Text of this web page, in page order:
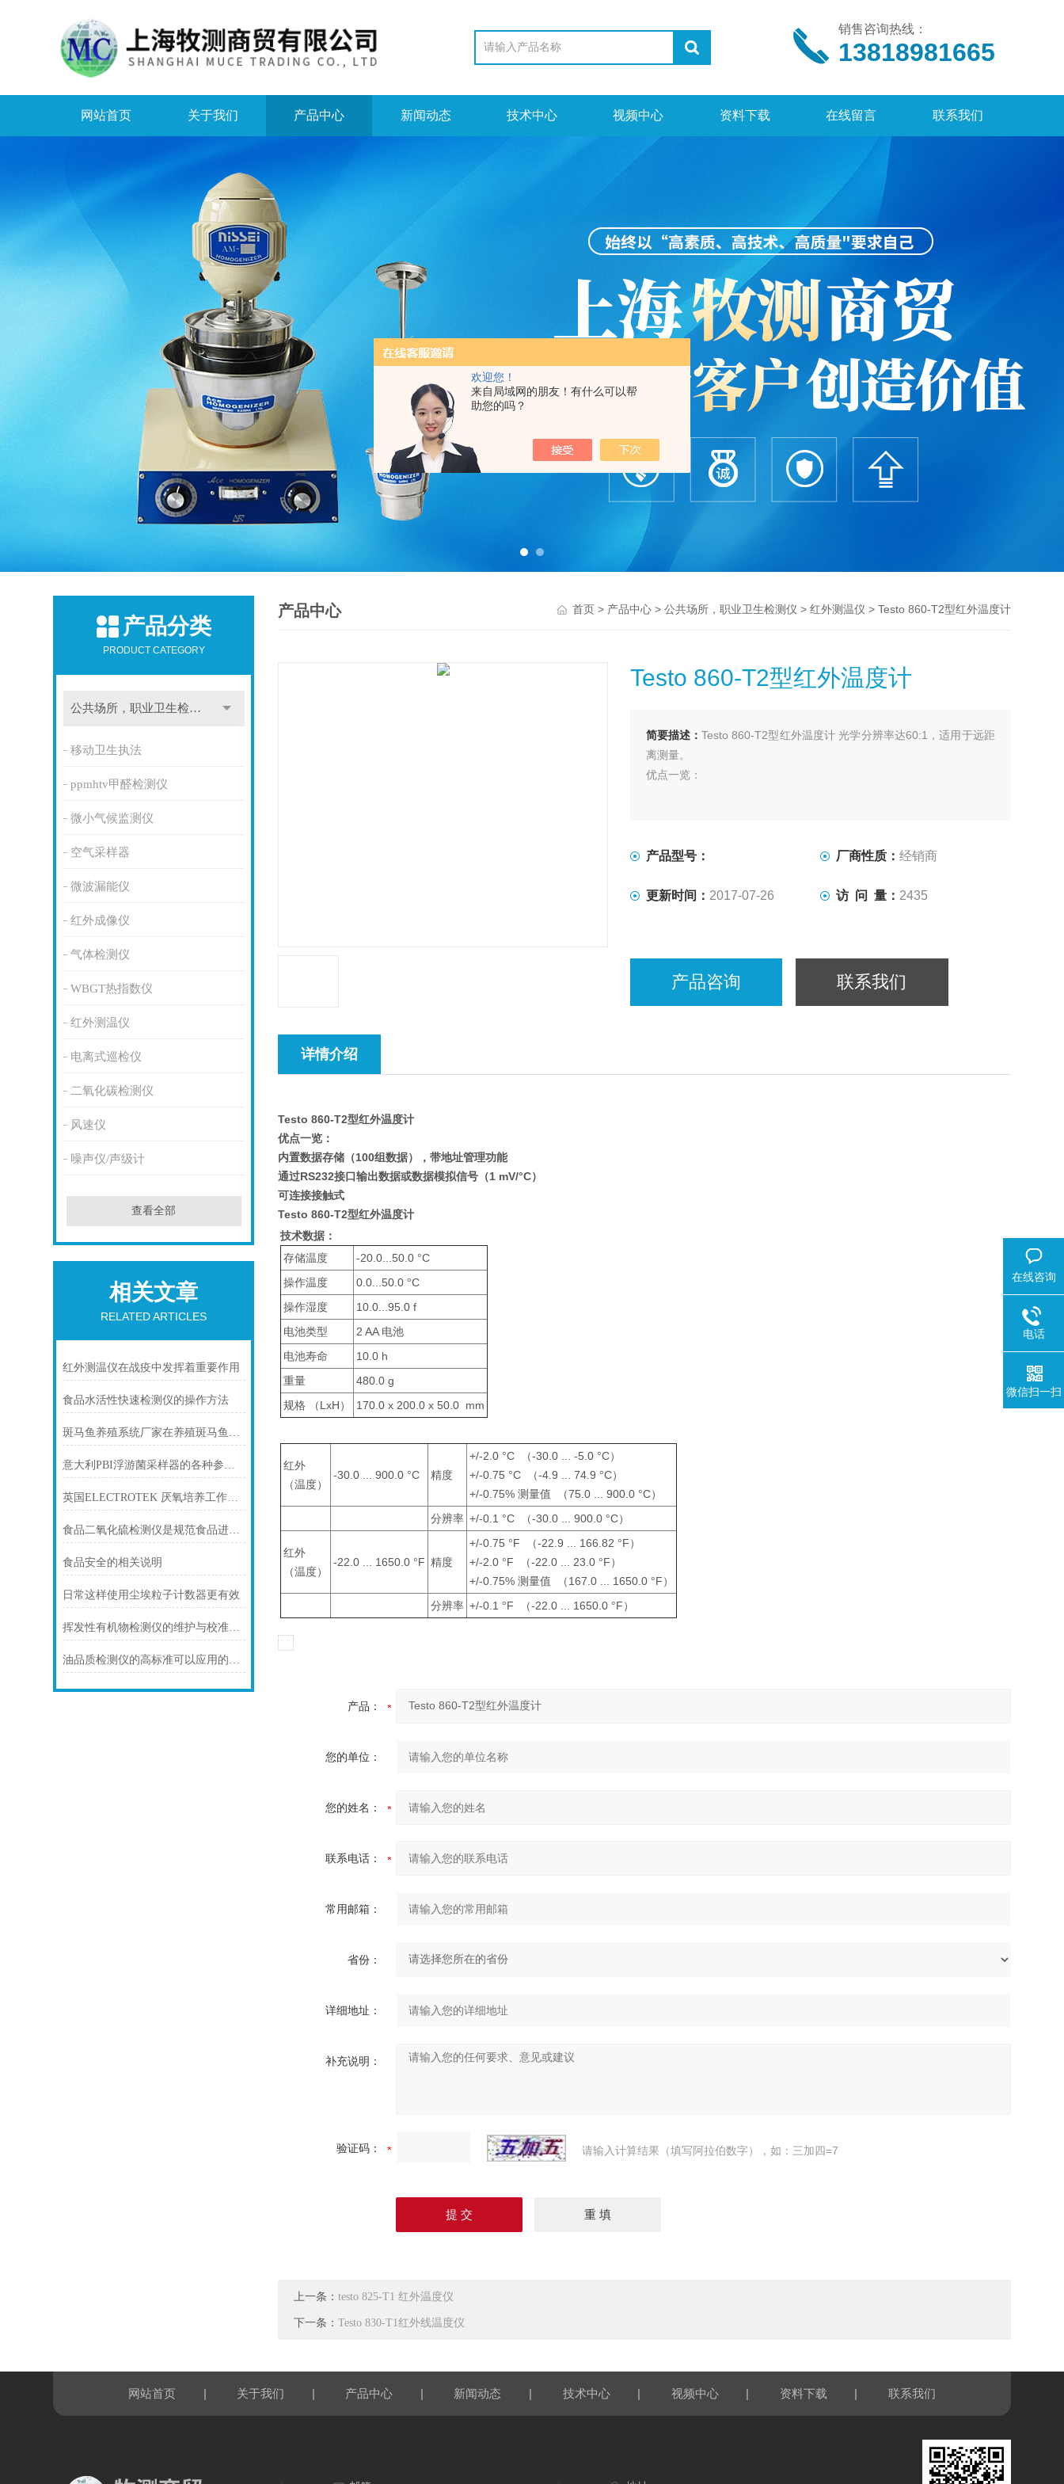
欢迎您！
来自局域网的朋友！有什么可以帮
助您的吗？
销售咨询热线：
13818981665
网站首页 关于我们 产品中心 新闻动态 技术中心 视频中心 资料下载 在线留言 联系我们
产品分类
PRODUCT CATEGORY
公共场所，职业卫生检测仪
移动卫生执法
ppmhtv甲醛检测仪
微小气候监测仪
空气采样器
微波漏能仪
红外成像仪
气体检测仪
WBGT热指数仪
红外测温仪
电离式巡检仪
二氧化碳检测仪
风速仪
噪声仪/声级计
查看全部
相关文章
RELATED ARTICLES
红外测温仪在战疫中发挥着重要作用
食品水活性快速检测仪的操作方法
斑马鱼养殖系统厂家在养殖斑马鱼方面给出的建议
意大利PBI浮游菌采样器的各种参数设定要求
英国ELECTROTEK 厌氧培养工作站技术参数
食品二氧化硫检测仪是规范食品进入市场的“利器”
食品安全的相关说明
日常这样使用尘埃粒子计数器更有效
挥发性有机物检测仪的维护与校准：确保数据准确
油品质检测仪的高标准可以应用的领域广泛
产品中心 首页> 产品中心> 公共场所，职业卫生检测仪 > 红外测温仪 > Testo 860-T2型红外温度计
Testo 860-T2型红外温度计
简要描述：Testo 860-T2型红外温度计 光学分辨率达60:1，适用于远距
离测量。
优点一览：
可连接接触式
产品型号： 厂商性质：经销商
更新时间： 2017-07-26 访 问 量： 2435
产品咨询 联系我们
详情介绍
Testo 860-T2型红外温度计
优点一览：
内置数据存储（100组数据），带地址管理功能
通过RS232接口输出数据或数据模拟信号（1 mV/°C）
可连接接触式
Testo 860-T2型红外温度计
技术数据：
存储温度
-20.0...50.0 °C
操作温度
0.0...50.0 °C
操作湿度
10.0...95.0 f
电池类型
2 AA 电池
电池寿命
10.0 h
重量
480.0 g
规格 （LxH）
170.0 x 200.0 x 50.0 mm
红外
（温度）
-30.0 ... 900.0 °C 精度
+/-2.0 °C （-30.0 ... -5.0 °C）
+/-0.75 °C （-4.9 ... 74.9 °C）
+/-0.75% 测量值 （75.0 ... 900.0 °C）
分辨率 +/-0.1 °C （-30.0 ... 900.0 °C）
红外
（温度）
-22.0 ... 1650.0 °F 精度
+/-0.75 °F （-22.9 ... 166.82 °F）
+/-2.0 °F （-22.0 ... 23.0 °F）
+/-0.75% 测量值 （167.0 ... 1650.0 °F）
分辨率 +/-0.1 °F （-22.0 ... 1650.0 °F）
产品：
您的单位：
您的姓名：
联系电话：
常用邮箱：
省份：
详细地址：
补充说明：
验证码： 请输入计算结果（填写阿拉伯数字），如：三加四=7
上一条：testo 825-T1 红外温度仪
下一条：Testo 830-T1红外线温度仪
网站首页 | 关于我们 | 产品中心 | 新闻动态 | 技术中心 | 视频中心 | 资料下载 | 联系我们
在线咨询
电话
微信扫一扫